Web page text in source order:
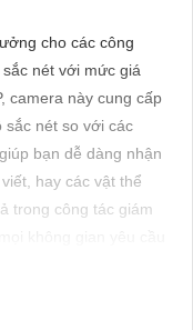
cho các công
nét với mức giá
camera này cung cấp
nét so với các
bạn dễ dàng nhận
hay các vật thể
trong công tác giám